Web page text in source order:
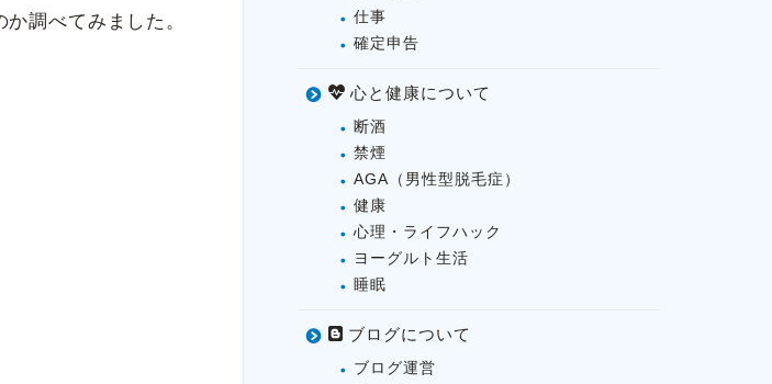
調べてみました。
仕事
確定申告
心と健康について
断酒
禁煙
AGA（男性型脱毛症）
健康
心理・ライフハック
ヨーグルト生活
睡眠
ブログについて
ブログ運営